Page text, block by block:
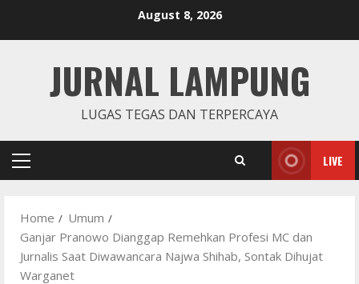
August 8, 2026
JURNAL LAMPUNG
LUGAS TEGAS DAN TERPERCAYA
Primary
LIVE
Home
Umum
Ganjar Pranowo Dianggap Remehkan Profesi MC dan
Jurnalis Saat Diwawancara Najwa Shihab, Sontak Dihujat
Warganet